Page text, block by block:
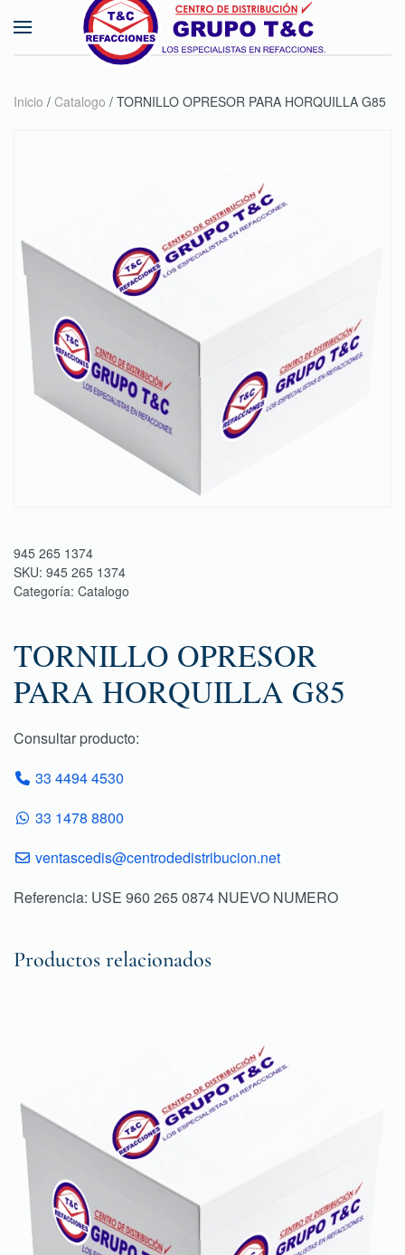
Skip to main content
Inicio / Catalogo / TORNILLO OPRESOR PARA HORQUILLA G85
945 265 1374
SKU: 945 265 1374
Categoría: Catalogo
TORNILLO OPRESOR
PARA HORQUILLA G85
Consultar producto:
33 4494 4530
33 1478 8800
ventascedis@centrodedistribucion.net
Referencia: USE 960 265 0874 NUEVO NUMERO
Productos relacionados